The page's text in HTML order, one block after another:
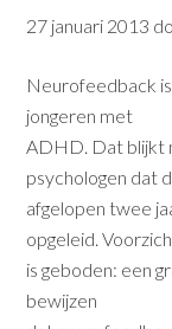
27 januari 2013
Neurofeedback
jongeren met
ADHD. Dat blijkt
psychologen dat
afgelopen twee
opgeleid.
is geboden: een
bewijzen